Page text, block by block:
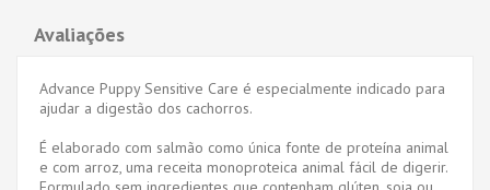
Avaliações
Advance Puppy Sensitive Care é especialmente indicado para
ajudar a digestão dos cachorros.
É elaborado com salmão como única fonte de proteína animal
e com arroz, uma receita monoproteica animal fácil de digerir.